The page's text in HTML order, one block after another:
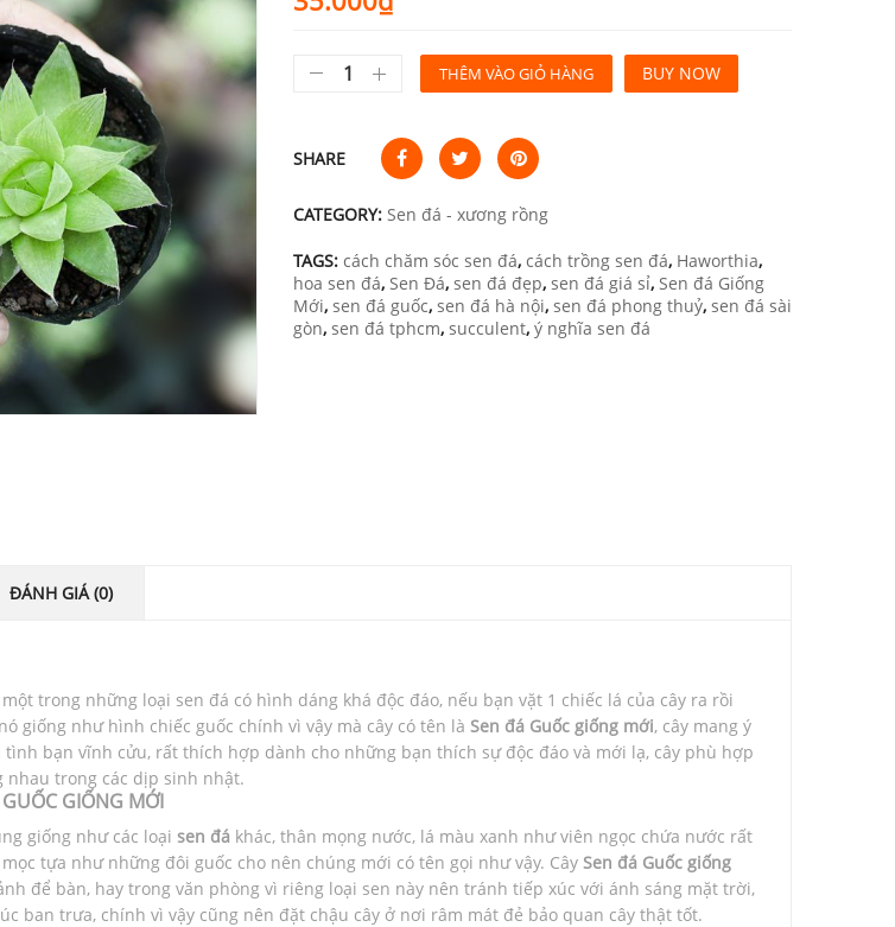
THÊM VÀO GIỎ HÀNG BUY NOW
SHARE
CATEGORY: Sen đá - xương rồng
TAGS: cách chăm sóc sen đá, cách trồng sen đá, Haworthia,
hoa sen đá, Sen Đá, sen đá đẹp, sen đá giá sỉ, Sen đá Giống
Mới, sen đá guốc, sen đá hà nội, sen đá phong thuỷ, sen đá sài
gòn, sen đá tphcm, succulent, ý nghĩa sen đá
ĐÁNH GIÁ (0)
trong những loại sen đá có hình dáng khá độc đáo, nếu bạn vặt 1 chiếc lá của cây ra rồi
giống như hình chiếc guốc chính vì vậy mà cây có tên là Sen đá Guốc giống mới, cây mang ý
bạn vĩnh cửu, rất thích hợp dành cho những bạn thích sự độc đáo và mới lạ, cây phù hợp
nhau trong các dịp sinh nhật.
GIỐNG MỚI
giống như các loại sen đá khác, thân mọng nước, lá màu xanh như viên ngọc chứa nước rất
tựa như những đôi guốc cho nên chúng mới có tên gọi như vậy. Cây Sen đá Guốc giống
để bàn, hay trong văn phòng vì riêng loại sen này nên tránh tiếp xúc với ánh sáng mặt trời,
ban trưa, chính vì vậy cũng nên đặt chậu cây ở nơi râm mát đẻ bảo quan cây thật tốt.